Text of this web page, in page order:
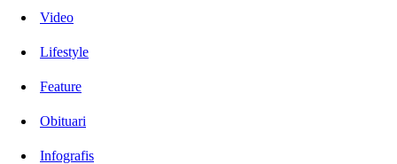
Video
Lifestyle
Feature
Obituari
Infografis